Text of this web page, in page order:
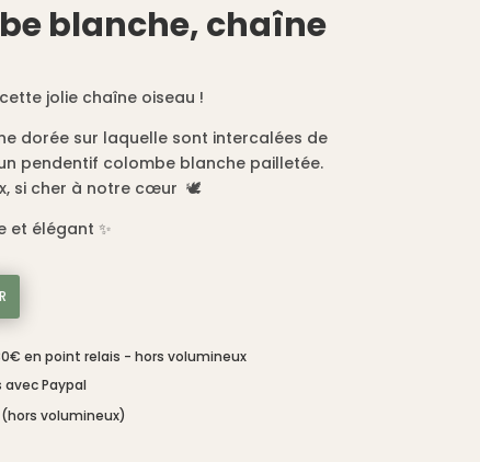
blanche, chaîne
jolie chaîne oiseau !
dorée sur laquelle sont intercalées de
pendentif colombe blanche pailletée.
si cher à notre cœur 🕊️
et élégant ✨
en point relais - hors volumineux
Paypal
volumineux)